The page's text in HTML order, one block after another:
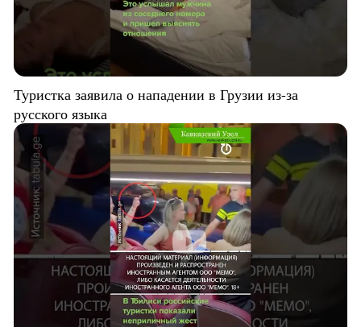
Туристка заявила о нападении в Грузии из-за
русского языка